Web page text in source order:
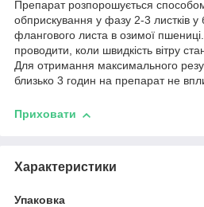
Препарат розпорошується
обприскування у фазу 2-3 листків у
флангового листа в озимої
проводити, коли швидкість вітру
Для отримання максимального
близько 3 годин на препарат не
Приховати
Характеристики
Упаковка